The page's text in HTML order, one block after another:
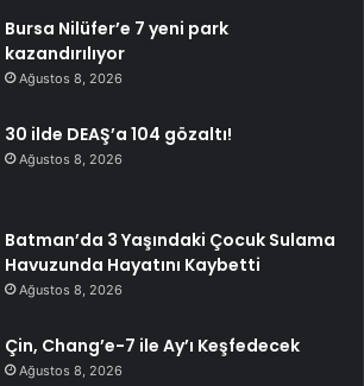
Bursa Nilüfer’e 7 yeni park
kazandırılıyor
Ağustos 8, 2026
30 ilde DEAŞ’a 104 gözaltı!
Ağustos 8, 2026
Batman’da 3 Yaşındaki Çocuk Sulama
Havuzunda Hayatını Kaybetti
Ağustos 8, 2026
Çin, Chang’e-7 ile Ay’ı Keşfedecek
Ağustos 8, 2026